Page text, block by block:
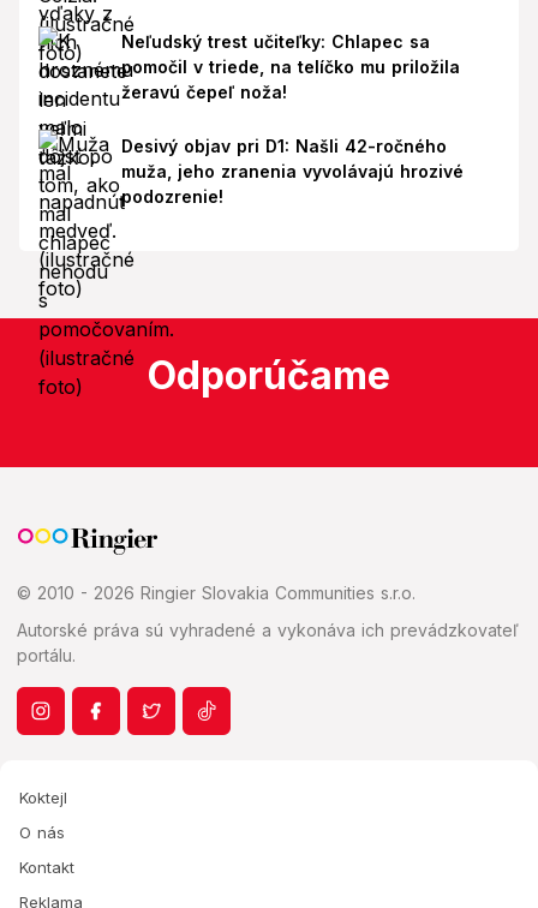
Neľudský trest učiteľky: Chlapec sa
pomočil v triede, na telíčko mu priložila
žeravú čepeľ noža!
Desivý objav pri D1: Našli 42-ročného
muža, jeho zranenia vyvolávajú hrozivé
podozrenie!
Odporúčame
© 2010 - 2026 Ringier Slovakia Communities s.r.o.
Autorské práva sú vyhradené a vykonáva ich prevádzkovateľ
portálu.
Koktejl
O nás
Kontakt
Reklama